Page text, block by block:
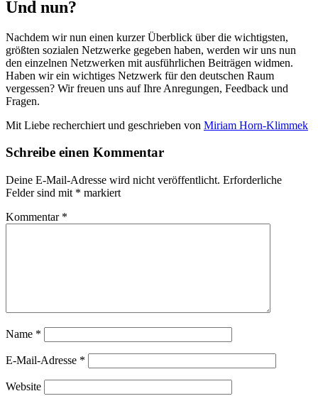
Und nun?
Nachdem wir nun einen kurzer Überblick über die wichtigsten,
größten sozialen Netzwerke gegeben haben, werden wir uns nun
den einzelnen Netzwerken mit ausführlichen Beiträgen widmen.
Haben wir ein wichtiges Netzwerk für den deutschen Raum
vergessen? Wir freuen uns auf Ihre Anregungen, Feedback und
Fragen.
Mit Liebe recherchiert und geschrieben von Miriam Horn-Klimmek
Schreibe einen Kommentar
Deine E-Mail-Adresse wird nicht veröffentlicht. Erforderliche
Felder sind mit * markiert
Kommentar *
Name *
E-Mail-Adresse *
Website